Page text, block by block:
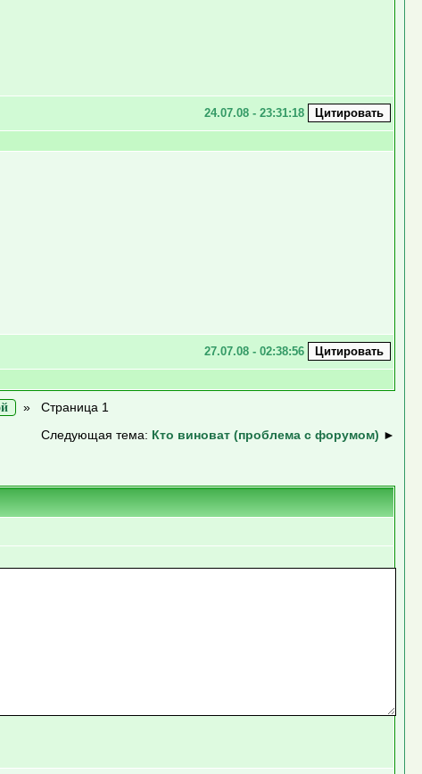
24.07.08 - 23:31:18
27.07.08 - 02:38:56
» Страница 1
Следующая тема: Кто виноват (проблема с форумом) ►